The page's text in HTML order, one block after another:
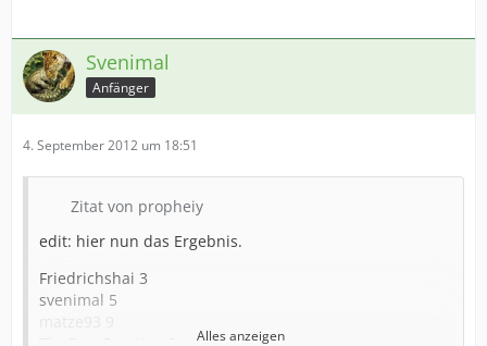
Svenimal
Anfänger
4. September 2012 um 18:51
Zitat von propheiy
edit: hier nun das Ergebnis.
Friedrichshai 3
svenimal 5
Alles anzeigen